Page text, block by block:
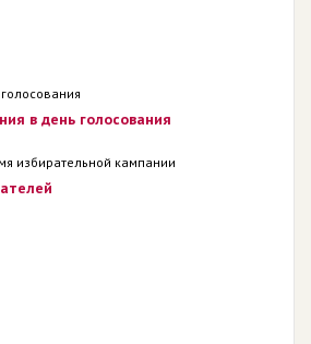
в день голосования
избирательной кампании